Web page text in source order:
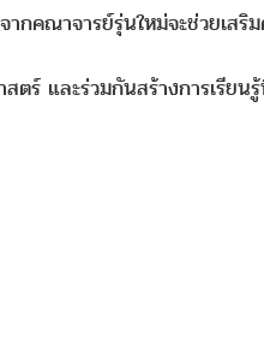
ากคณาจารย์รุ่นใหม่จะช่วยเ
ร์ และร่วมกันสร้างการเรีย